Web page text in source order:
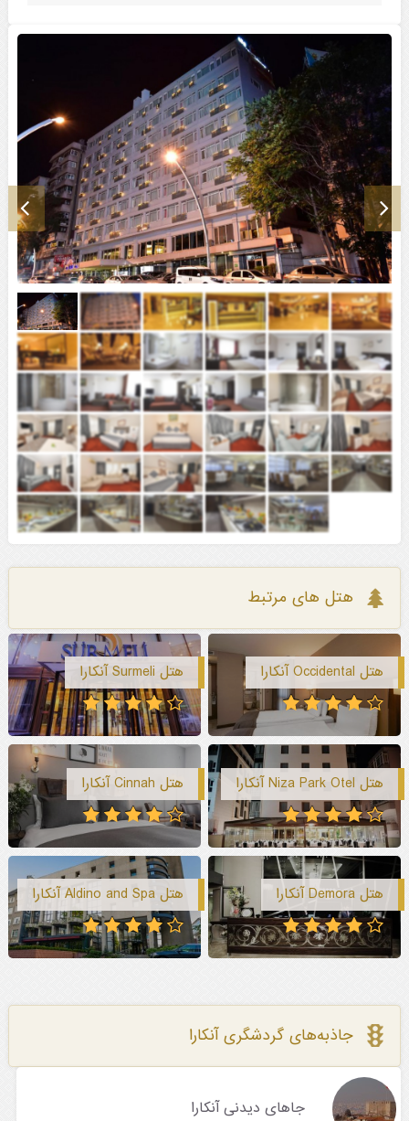
هتل های مرتبط
هتل Occidental آنکارا هتل Surmeli آنکارا
هتل Niza Park Otel آنکارا هتل Cinnah آنکارا
هتل Demora آنکارا هتل Aldino and Spa آنکارا
جاذبه‌های گردشگری آنکارا
جاهای دیدنی آنکارا